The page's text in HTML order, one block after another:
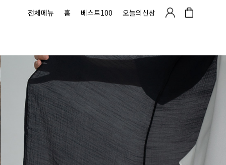
전체메뉴 홈 베스트100 오늘의신상